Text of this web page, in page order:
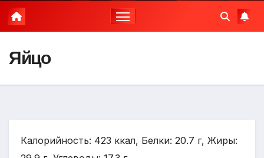
Яйцо
Калорийность: 423 ккал, Белки: 20.7 г, Жиры: